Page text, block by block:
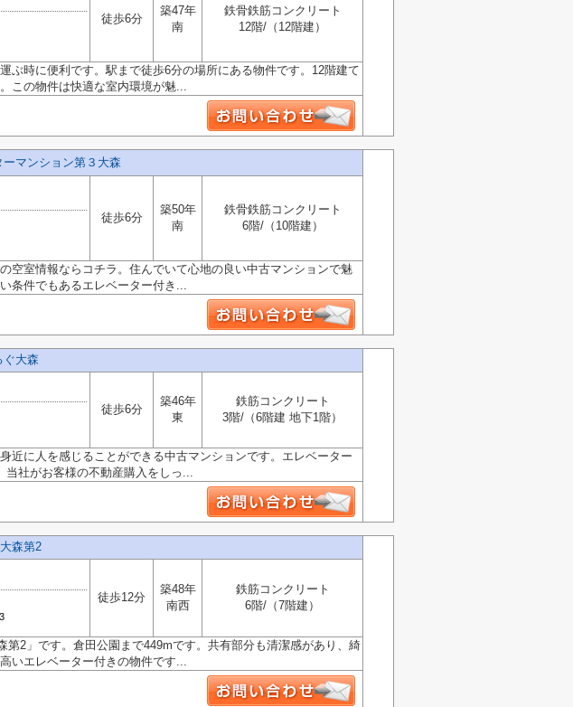
徒歩6分
築47年
南
鉄骨鉄筋コンクリート
12階/（12階建）
ぶ時に便利です。駅まで徒歩6分の場所にある物件です。12階建て
この物件は快適な室内環境が魅...
ーマンション第３大森
徒歩6分
築50年
南
鉄骨鉄筋コンクリート
6階/（10階建）
空室情報ならコチラ。住んでいて心地の良い中古マンションで魅
条件でもあるエレベーター付き...
ぐ大森
徒歩6分
築46年
東
鉄筋コンクリート
3階/（6階建 地下1階）
近に人を感じることができる中古マンションです。エレベーター
当社がお客様の不動産購入をしっ...
森第2
徒歩12分
築48年
南西
鉄筋コンクリート
6階/（7階建）
第2」です。倉田公園まで449mです。共有部分も清潔感があり、綺
いエレベーター付きの物件です...